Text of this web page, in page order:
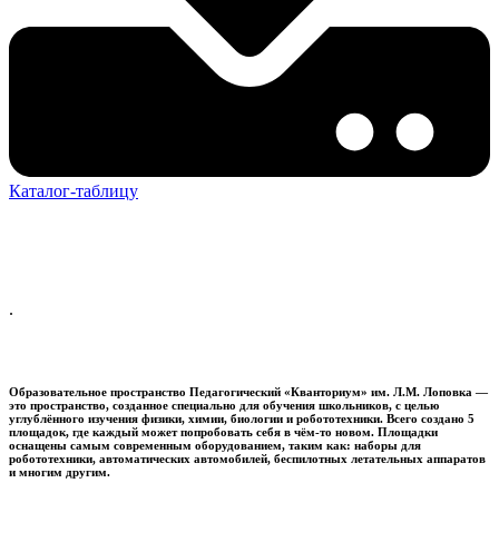
Каталог-таблицу
.
Образовательное пространство Педагогический «Кванториум» им. Л.М. Лоповка —
это пространство, созданное специально для обучения школьников, с целью
углублённого изучения физики, химии, биологии и робототехники. Всего создано 5
площадок, где каждый может попробовать себя в чём-то новом. Площадки
оснащены самым современным оборудованием, таким как: наборы для
робототехники, автоматических автомобилей, беспилотных летательных аппаратов
и многим другим.